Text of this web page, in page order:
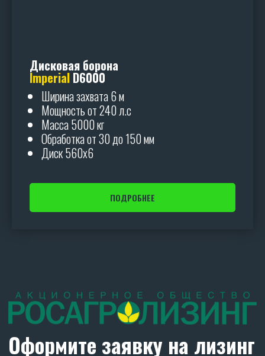
Дисковая борона
Imperial D6000
Ширина захвата 6 м
Мощность от 240 л.с
Масса 5000 кг
Обработка от 30 до 150 мм
Диск 560х6
ПОДРОБНЕЕ